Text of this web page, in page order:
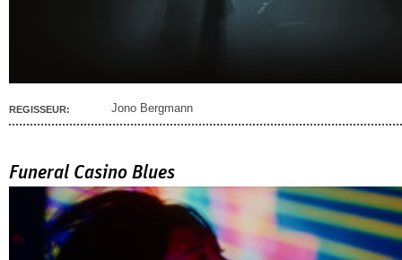
REGISSEUR: Jono Bergmann
Funeral Casino Blues